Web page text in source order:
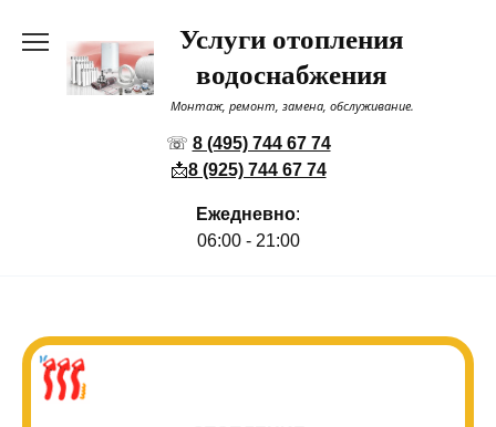
содержанию
Услуги отопления
водоснабжения
Монтаж, ремонт, замена, обслуживание.
☏ 8 (495) 744 67 74
📩8 (925) 744 67 74
Ежедневно:
06:00 - 21:00